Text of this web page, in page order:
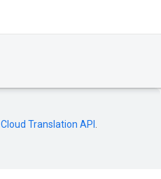
Cloud Translation API